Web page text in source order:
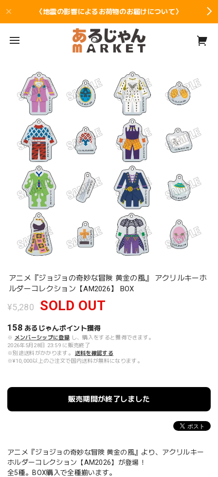
〈地震の影響によるお荷物のお届けについて〉
アニメ『ジョジョの奇妙な冒険 黄金の風』 アクリルキーホ
ルダーコレクション【AM2026】 BOX
¥5,280 SOLD OUT
158 あるじゃんポイント獲得
※ メンバーシップに登録 し、購入をすると獲得できます。
2026年5月28日 23:59 に販売終了
※別途送料がかかります。
送料を確認する
※¥10,000以上のご注文で国内送料が無料になります。
販売期間が終了しました
アニメ『ジョジョの奇妙な冒険 黄金の風』より、アクリルキー
ホルダーコレクション【AM2026】が登場！
全5種。BOX購入で全種揃います。